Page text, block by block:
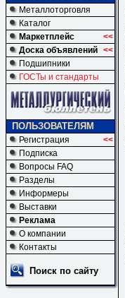
Металлоторговля
Каталог
Маркетплейс
<<
Доска объявлений <<
Подшипники
ГОСТы и стандарты
ПОЛЬЗОВАТЕЛЯМ
Регистрация
<<
Подписка
Вопросы FAQ
Разделы
Информеры
Выставки
Реклама
О компании
Контакты
Поиск по сайту